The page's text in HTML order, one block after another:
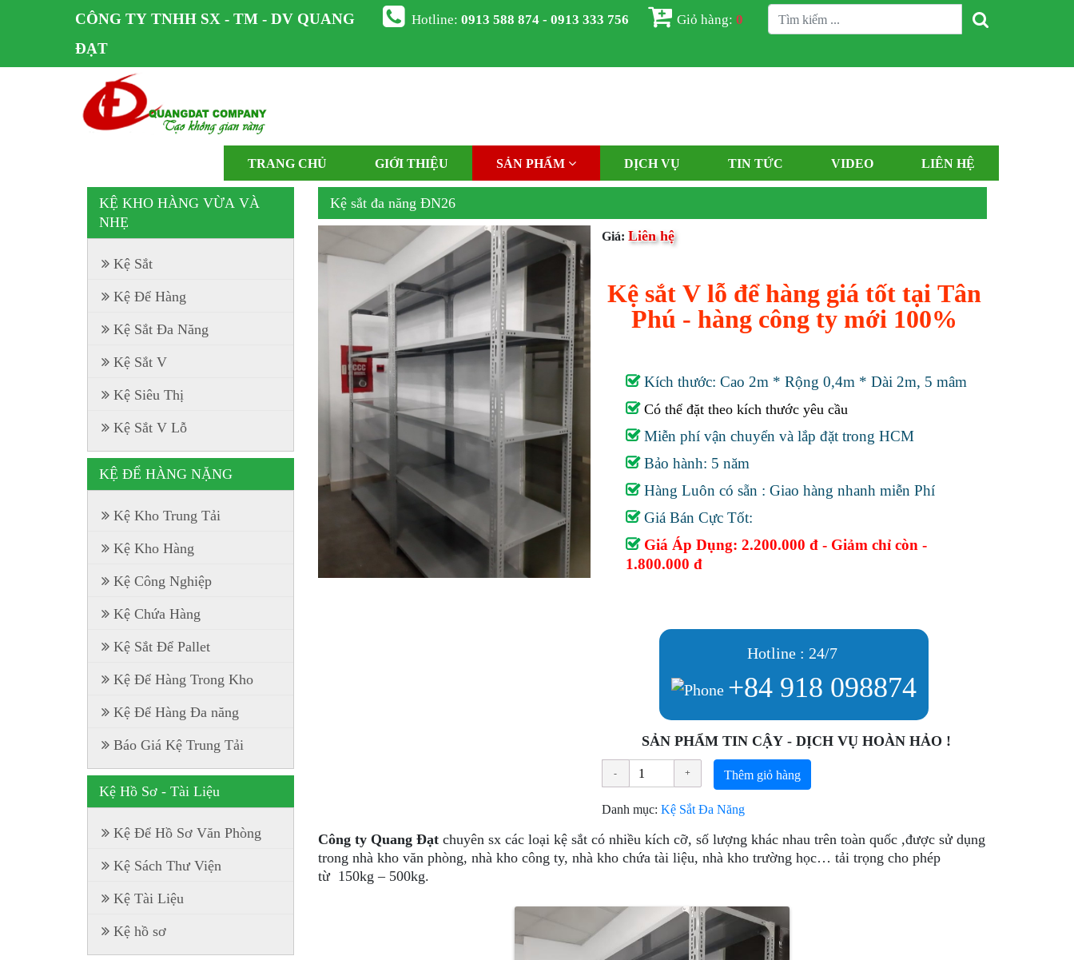
CÔNG TY TNHH SX - TM - DV QUANG
ĐẠT
Hotline:0913 588 874 - 0913 333 756 Giỏ hàng:0
TRANG CHỦ GIỚI THIỆU SẢN PHẨM DỊCH VỤ TIN TỨC VIDEO LIÊN HỆ
Kệ sắt đa năng ĐN26
Giá: Liên hệ
Kệ sắt V lỗ để hàng giá tốt tại Tân
Phú - hàng công ty mới 100%
Kích thước: Cao 2m * Rộng 0,4m * Dài 2m, 5 mâm
Có thể đặt theo kích thước yêu cầu
Miễn phí vận chuyển và lắp đặt trong HCM
Bảo hành: 5 năm
Hàng Luôn có sẵn : Giao hàng nhanh miễn Phí
Giá Bán Cực Tốt:
Giá Áp Dụng: 2.200.000 đ - Giảm chỉ còn -
1.800.000 đ
Hotline : 24/7
+84 918 098874
SẢN PHẨM TIN CẬY - DỊCH VỤ HOÀN HẢO !
Thêm giỏ hàng
Danh mục: Kệ Sắt Đa Năng
Công ty Quang Đạt chuyên sx các loại kệ sắt có nhiều kích cỡ, số lượng khác nhau trên toàn quốc ,được sử dụng
trong nhà kho văn phòng, nhà kho công ty, nhà kho chứa tài liệu, nhà kho trường học… tải trọng cho phép
từ 150kg – 500kg.
KỆ KHO HÀNG VỪA VÀ
NHẸ
Kệ Sắt
Kệ Để Hàng
Kệ Sắt Đa Năng
Kệ Sắt V
Kệ Siêu Thị
Kệ Sắt V Lỗ
KỆ ĐỂ HÀNG NẶNG
Kệ Kho Trung Tải
Kệ Kho Hàng
Kệ Công Nghiệp
Kệ Chứa Hàng
Kệ Sắt Để Pallet
Kệ Để Hàng Trong Kho
Kệ Để Hàng Đa năng
Báo Giá Kệ Trung Tải
Kệ Hồ Sơ - Tài Liệu
Kệ Để Hồ Sơ Văn Phòng
Kệ Sách Thư Viện
Kệ Tài Liệu
Kệ hồ sơ